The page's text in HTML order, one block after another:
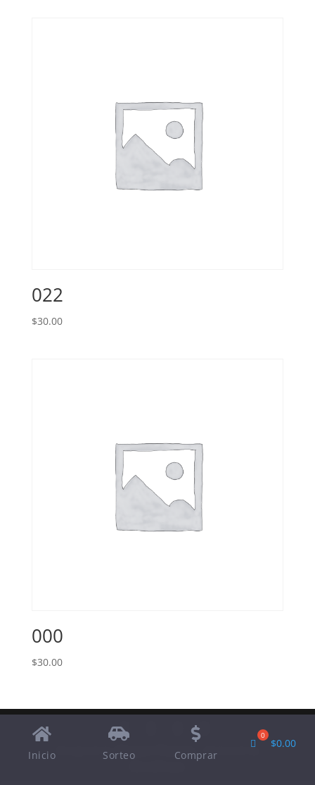
022
$30.00
000
$30.00
Designed byElegant Themes| Powered by
Inicio Sorteo Comprar
$0.00